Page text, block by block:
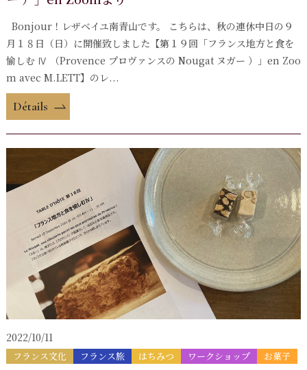
Bonjour！レザベイユ南青山です。 こちらは、秋の連休中日の９
月１８日（日）に開催致しました【第１９回「フランス地方と食を
愉しむ Ⅳ （Provence プロヴァンスの Nougat ヌガー ）」en Zoo
m avec M.LETT】のレ...
Détails
2022/10/11
フランス文化 フランス旅 はちみつ ワークショップ お菓子